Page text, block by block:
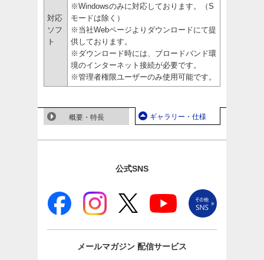
対応
ソフ
ト
※Windowsのみに対応しております。（S
モードは除く）
※当社Webページよりダウンロードにて提
供しております。
※ダウンロード時には、ブロードバンド環
境のインターネット接続が必要です。
※管理者権限ユーザーのみ使用可能です。
概要・特長 ギャラリー・仕様
公式SNS
メールマガジン 配信サービス